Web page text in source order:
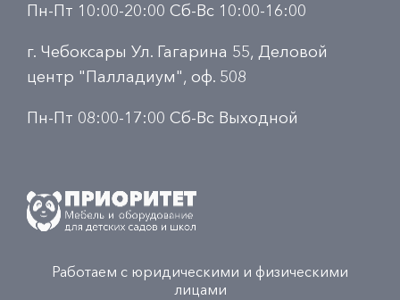
Пн-Пт 10:00-20:00 Сб-Вс 10:00-16:00
г. Чебоксары Ул. Гагарина 55, Деловой
центр "Палладиум", оф. 508
Пн-Пт 08:00-17:00 Сб-Вс Выходной
Работаем с юридическими и физическими
лицами